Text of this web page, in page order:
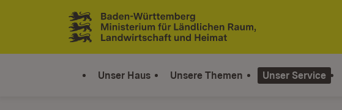
Zum Inhalt springen
Link zur Startseite
Unser Haus Unsere Themen Unser Service